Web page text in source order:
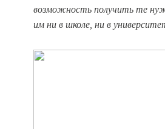
возможность получить те
им ни в школе, ни в